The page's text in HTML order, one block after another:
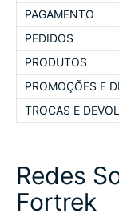
PAGAMENTO
PEDIDOS
PRODUTOS
PROMOÇÕES E
TROCAS E
Redes
Fortrek